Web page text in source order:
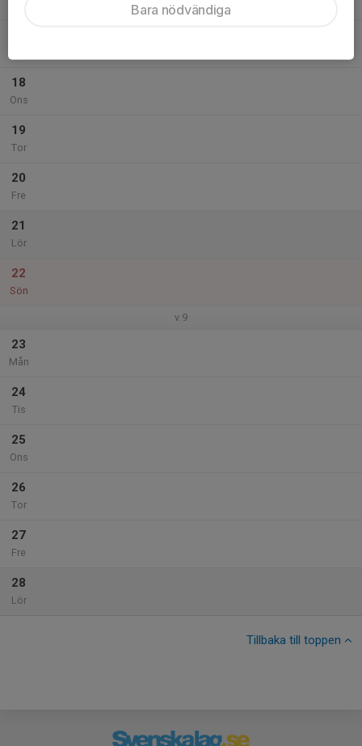
18
Ons
19
Tor
20
Fre
21
Lör
22
Sön
v.9
23
Mån
24
Tis
25
Ons
26
Tor
27
Fre
28
Lör
Tillbaka till toppen
Bara nödvändiga